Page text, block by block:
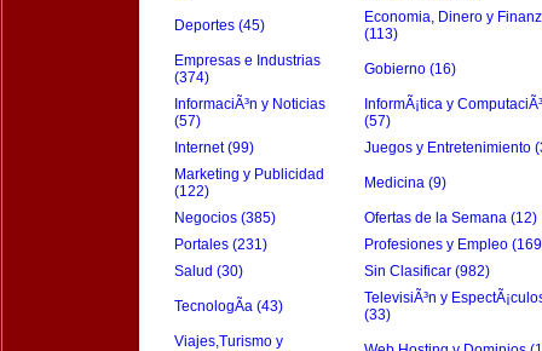
Deportes (45)
Economia, Dinero y
(113)
Empresas e Industrias
(374)
Gobierno (16)
InformaciÃ³n y Noticias
(57)
InformÃ¡tica y
(57)
Internet (99)
Juegos y Entretenimiento
Marketing y Publicidad
(122)
Medicina (9)
Negocios (385)
Ofertas de la Semana (12)
Portales (231)
Profesiones y Empleo
Salud (30)
Sin Clasificar (982)
TecnologÃ­a (43)
TelevisiÃ³n y
(33)
Viajes,Turismo y